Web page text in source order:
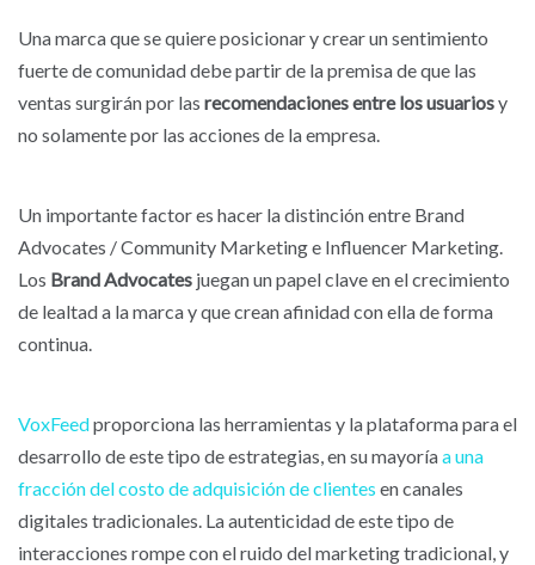
Una marca que se quiere posicionar y crear un sentimiento
fuerte de comunidad debe partir de la premisa de que las
ventas surgirán por las recomendaciones entre los usuariosy
no solamente por las acciones de la empresa.
Un importante factor es hacer la distinción entre Brand
Advocates / Community Marketing e Influencer Marketing.
Los Brand Advocates juegan un papel clave en el crecimiento
de lealtad a la marca y que crean afinidad con ella de forma
continua.
VoxFeedproporciona las herramientas y la plataforma para el
desarrollo de este tipo de estrategias, en su mayoríaa una
fracción del costo de adquisición de clientes en canales
digitales tradicionales. La autenticidad de este tipo de
interacciones rompe con el ruido del marketing tradicional, y